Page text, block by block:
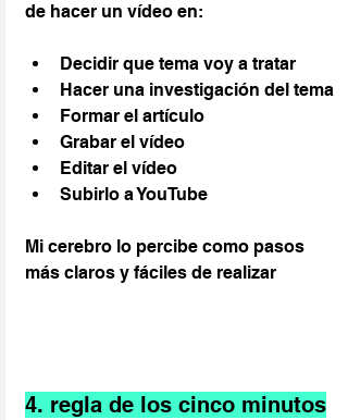
de hacer un vídeo en:
Decidir que tema voy a tratar
Hacer una investigación del tema
Formar el artículo
Grabar el vídeo
Editar el vídeo
Subirlo a YouTube
Mi cerebro lo percibe como pasos
más claros y fáciles de realizar
4. regla de los cinco minutos